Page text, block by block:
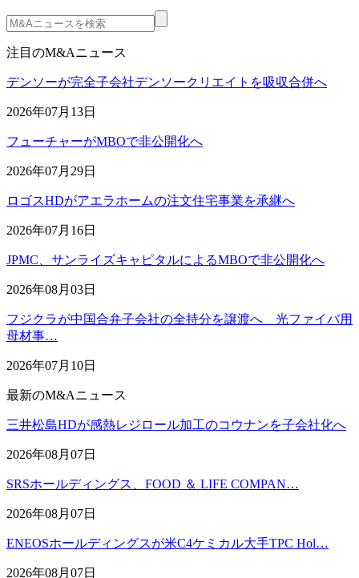
注目のM&Aニュース
デンソーが完全子会社デンソークリエイトを吸収合併へ
2026年07月13日
フューチャーがMBOで非公開化へ
2026年07月29日
ロゴスHDがアエラホームの注文住宅事業を承継へ
2026年07月16日
JPMC、サンライズキャピタルによるMBOで非公開化へ
2026年08月03日
フジクラが中国合弁子会社の全持分を譲渡へ 光ファイバ用
母材事…
2026年07月10日
最新のM&Aニュース
三井松島HDが感熱レジロール加工のコウナンを子会社化へ
2026年08月07日
SRSホールディングス、FOOD ＆ LIFE COMPAN…
2026年08月07日
ENEOSホールディングスが米C4ケミカル大手TPC Hol…
2026年08月07日